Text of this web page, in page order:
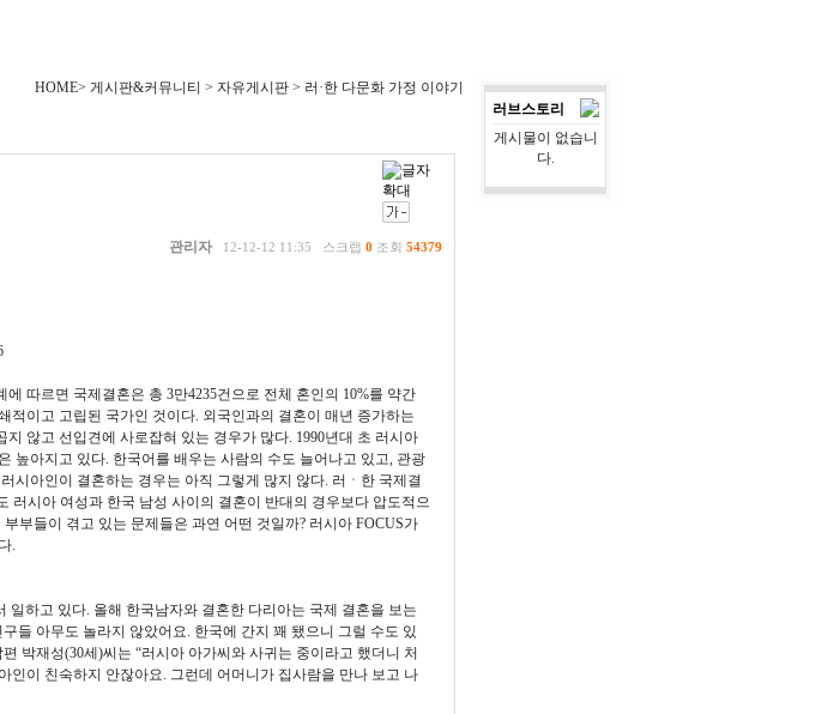
HOME> 게시판&커뮤니티 > 자유게시판 > 러·한 다문화 가정 이야기
관리자 12-12-12 11:35 스크랩 0 조회 54379
따르면 국제결혼은 총 3만4235건으로 전체 혼인의 10%를 약간
적이고 고립된 국가인 것이다. 외국인과의 결혼이 매년 증가하는
않고 선입견에 사로잡혀 있는 경우가 많다. 1990년대 초 러시아
높아지고 있다. 한국어를 배우는 사람의 수도 늘어나고 있고, 관광
시아인이 결혼하는 경우는 아직 그렇게 많지 않다. 러ㆍ한 국제결
러시아 여성과 한국 남성 사이의 결혼이 반대의 경우보다 압도적으
부들이 겪고 있는 문제들은 과연 어떤 것일까? 러시아 FOCUS가
.
일하고 있다. 올해 한국남자와 결혼한 다리아는 국제 결혼을 보는
들 아무도 놀라지 않았어요. 한국에 간지 꽤 됐으니 그럴 수도 있
박재성(30세)씨는 “러시아 아가씨와 사귀는 중이라고 했더니 처
인이 친숙하지 안잖아요. 그런데 어머니가 집사람을 만나 보고 나
러브스토리
게시물이 없습니
다.